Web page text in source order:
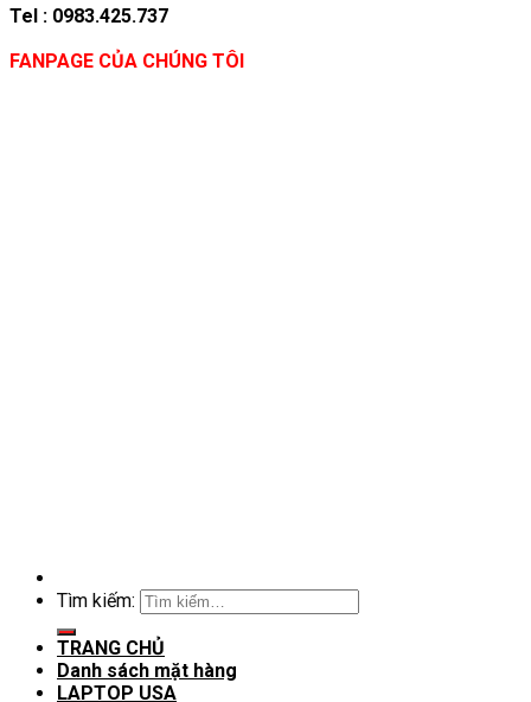
Tel : 0983.425.737
FANPAGE CỦA CHÚNG TÔI
Tìm kiếm:
TRANG CHỦ
Danh sách mặt hàng
LAPTOP USA